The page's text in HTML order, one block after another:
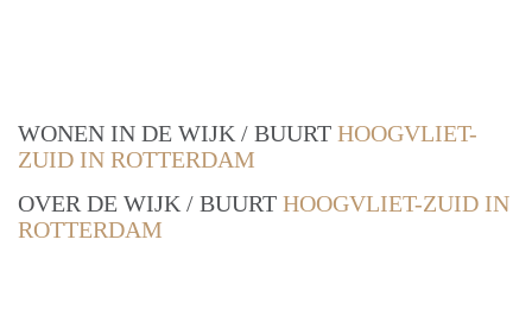
WONEN IN DE WIJK / BUURT HOOGVLIET-
ZUID IN ROTTERDAM
OVER DE WIJK / BUURT HOOGVLIET-ZUID IN
ROTTERDAM